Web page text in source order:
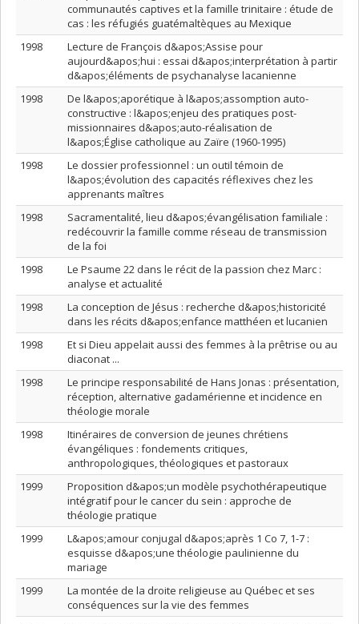
communautés captives et la famille trinitaire : étude de
cas : les réfugiés guatémaltèques au Mexique
1998
Lecture de François d&apos;Assise pour
aujourd&apos;hui : essai d&apos;interprétation à partir
d&apos;éléments de psychanalyse lacanienne
1998
De l&apos;aporétique à l&apos;assomption auto-
constructive : l&apos;enjeu des pratiques post-
missionnaires d&apos;auto-réalisation de
l&apos;Église catholique au Zaïre (1960-1995)
1998
Le dossier professionnel : un outil témoin de
l&apos;évolution des capacités réflexives chez les
apprenants maîtres
1998
Sacramentalité, lieu d&apos;évangélisation familiale :
redécouvrir la famille comme réseau de transmission
de la foi
1998
Le Psaume 22 dans le récit de la passion chez Marc :
analyse et actualité
1998
La conception de Jésus : recherche d&apos;historicité
dans les récits d&apos;enfance matthéen et lucanien
1998
Et si Dieu appelait aussi des femmes à la prêtrise ou au
diaconat ...
1998
Le principe responsabilité de Hans Jonas : présentation,
réception, alternative gadamérienne et incidence en
théologie morale
1998
Itinéraires de conversion de jeunes chrétiens
évangéliques : fondements critiques,
anthropologiques, théologiques et pastoraux
1999
Proposition d&apos;un modèle psychothérapeutique
intégratif pour le cancer du sein : approche de
théologie pratique
1999
L&apos;amour conjugal d&apos;après 1 Co 7, 1-7 :
esquisse d&apos;une théologie paulinienne du
mariage
1999
La montée de la droite religieuse au Québec et ses
conséquences sur la vie des femmes